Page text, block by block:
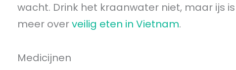
wacht. Drink het kraanwater niet, maar ijs
meer overveilig eten in Vietnam.
Medicijnen